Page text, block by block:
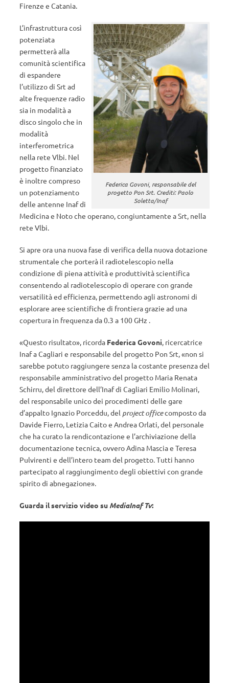
Firenze e Catania.
Federica Govoni, responsabile del
progetto Pon Srt. Crediti: Paolo
Soletta/Inaf
L’infrastruttura così
potenziata
permetterà alla
comunità scientifica
di espandere
l’utilizzo di Srt ad
alte frequenze radio
sia in modalità a
disco singolo che in
modalità
interferometrica
nella rete Vlbi. Nel
progetto finanziato
è inoltre compreso
un potenziamento
delle antenne Inaf di
Medicina e Noto che operano, congiuntamente a Srt, nella
rete Vlbi.
Si apre ora una nuova fase di verifica della nuova dotazione
strumentale che porterà il radiotelescopio nella
condizione di piena attività e produttività scientifica
consentendo al radiotelescopio di operare con grande
versatilità ed efficienza, permettendo agli astronomi di
esplorare aree scientifiche di frontiera grazie ad una
copertura in frequenza da 0.3 a 100 GHz .
«Questo risultato», ricorda Federica Govoni, ricercatrice
Inaf a Cagliari e responsabile del progetto Pon Srt, «non si
sarebbe potuto raggiungere senza la costante presenza del
responsabile amministrativo del progetto Maria Renata
Schirru, del direttore dell’Inaf di Cagliari Emilio Molinari,
del responsabile unico dei procedimenti delle gare
d’appalto Ignazio Porceddu, del project officecomposto da
Davide Fierro, Letizia Caito e Andrea Orlati, del personale
che ha curato la rendicontazione e l’archiviazione della
documentazione tecnica, ovvero Adina Mascia e Teresa
Pulvirenti e dell’intero team del progetto. Tutti hanno
partecipato al raggiungimento degli obiettivi con grande
spirito di abnegazione».
Guarda il servizio video su MediaInaf Tv: